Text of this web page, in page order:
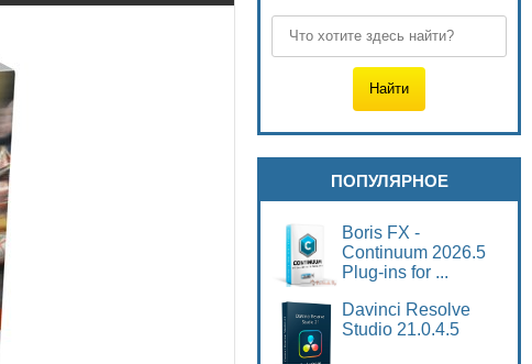
ПОПУЛЯРНОЕ
Boris FX -
Continuum 2026.5
Plug-ins for ...
Davinci Resolve
Studio 21.0.4.5